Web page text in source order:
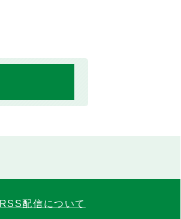
RSS配信について